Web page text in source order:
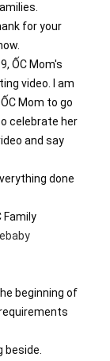
for your
ỐC Mom's
video. I am
Mom to go
celebrate her
and say
done
Family
beside.